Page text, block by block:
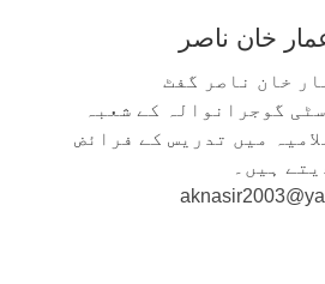
خان ناصر
خان ناصر گفٹ
گوجرانوالہ کے شعبہ
میں تدریس کے فرائض
ہیں۔